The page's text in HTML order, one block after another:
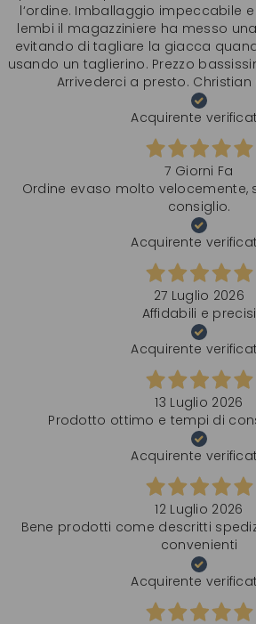
l‘ordine. Imballaggio impeccabile
lembi il magazziniere ha messo
evitando di tagliare la giacca
usando un taglierino. Prezzo
Arrivederci a presto. Christian
Acquirente
7 Giorni Fa
Ordine evaso molto velocemente,
consiglio.
Acquirente
27 Luglio 2026
Affidabili e precisi
Acquirente
13 Luglio 2026
Prodotto ottimo e tempi di
Acquirente
12 Luglio 2026
Bene prodotti come descritti
convenienti
Acquirente